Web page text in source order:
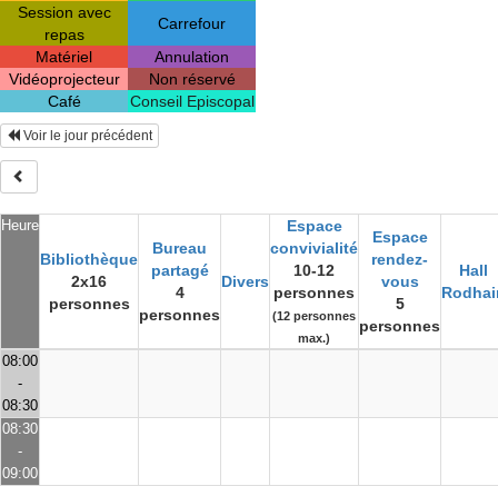
Session avec
repas
Carrefour
Matériel
Annulation
Vidéoprojecteur
Non réservé
Café
Conseil Episcopal
Heure
Bibliothèque
2x16
personnes
Bureau
partagé
4
personnes
Divers
Espace
convivialité
10-12
personnes
(12 personnes
max.)
Espace
rendez-
vous
5
personnes
Hall
Voir le jour précédent
08:00
-
08:30
08:30
-
09:00